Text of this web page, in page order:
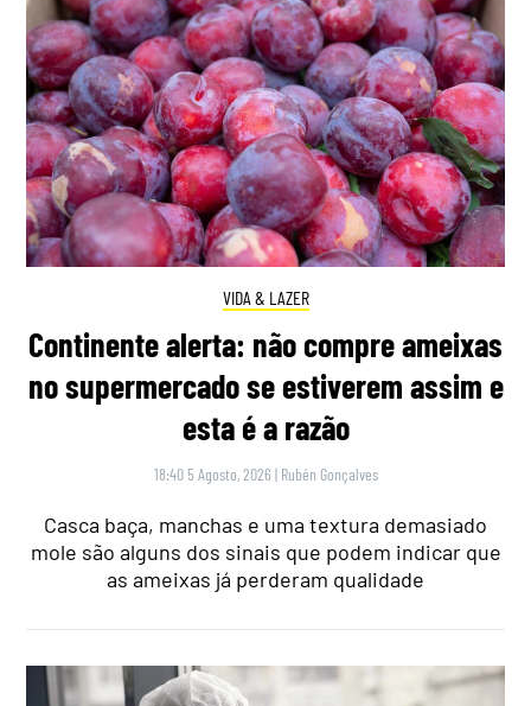
VIDA & LAZER
Continente alerta: não compre ameixas
no supermercado se estiverem assim e
esta é a razão
18:40 5 Agosto, 2026 | Rubén Gonçalves
Casca baça, manchas e uma textura demasiado
mole são alguns dos sinais que podem indicar que
as ameixas já perderam qualidade